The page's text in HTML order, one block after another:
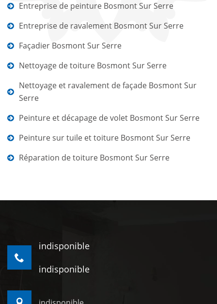
Entreprise de peinture Bosmont Sur Serre
Entreprise de ravalement Bosmont Sur Serre
Façadier Bosmont Sur Serre
Nettoyage de toiture Bosmont Sur Serre
Nettoyage et ravalement de façade Bosmont Sur
Serre
Peinture et décapage de volet Bosmont Sur Serre
Peinture sur tuile et toiture Bosmont Sur Serre
Réparation de toiture Bosmont Sur Serre
indisponible
indisponible